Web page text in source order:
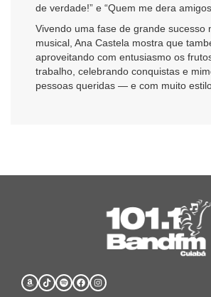
de verdade!” e “Quem me dera amigos
Vivendo uma fase de grande sucesso
musical, Ana Castela mostra que
aproveitando com entusiasmo os
trabalho, celebrando conquistas e
pessoas queridas — e com muito